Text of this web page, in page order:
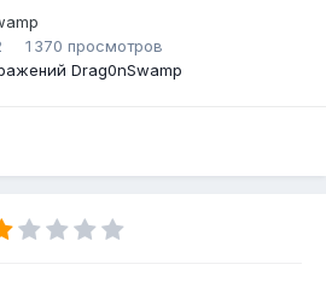
1 370 просмотров
Drag0nSwamp